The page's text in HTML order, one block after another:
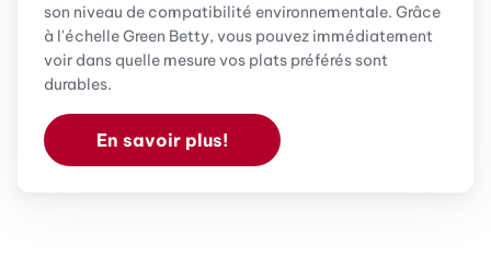
son niveau de compatibilité environnementale. Grâce
à l'échelle Green Betty, vous pouvez immédiatement
voir dans quelle mesure vos plats préférés sont
durables.
En savoir plus!